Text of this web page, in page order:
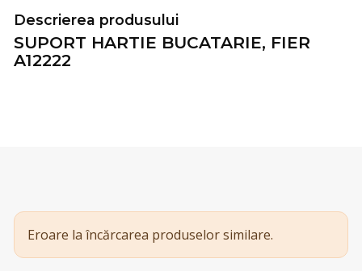
Descrierea produsului
SUPORT HARTIE BUCATARIE, FIER
A12222
Eroare la încărcarea produselor similare.